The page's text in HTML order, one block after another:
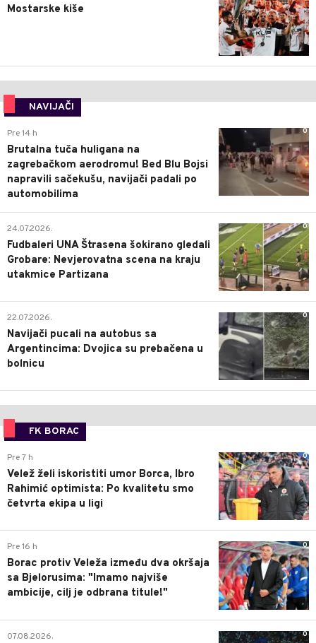
Mostarske kiše
NAVIJAČI
0
Pre 14 h
Brutalna tuča huligana na
zagrebačkom aerodromu! Bed Blu Bojsi
napravili sačekušu, navijači padali po
automobilima
0
24.07.2026.
Fudbaleri UNA Štrasena šokirano gledali
Grobare: Nevjerovatna scena na kraju
utakmice Partizana
0
22.07.2026.
Navijači pucali na autobus sa
Argentincima: Dvojica su prebačena u
bolnicu
FK BORAC
0
Pre 7 h
Velež želi iskoristiti umor Borca, Ibro
Rahimić optimista: Po kvalitetu smo
četvrta ekipa u ligi
0
Pre 16 h
Borac protiv Veleža između dva okršaja
sa Bjelorusima: "Imamo najviše
ambicije, cilj je odbrana titule!"
0
07.08.2026.